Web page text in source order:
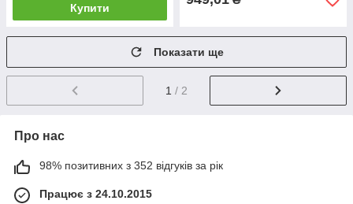
Купити
Показати ще
1 / 2
Про нас
98% позитивних з 352 відгуків за рік
Працює з 24.10.2015